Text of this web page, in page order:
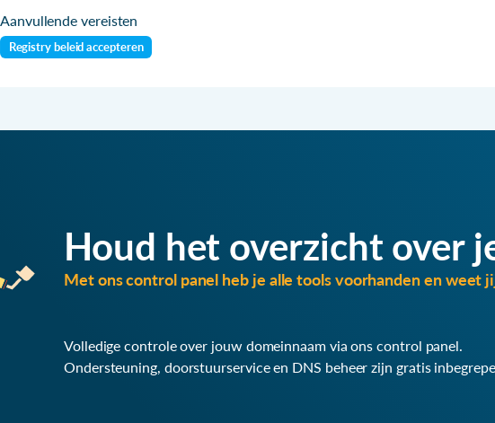
Aanvullende vereisten
Registry beleid accepteren
Houd het overzicht over
Met ons control panel heb je alle tools voorhanden en weet
Volledige controle over jouw domeinnaam via ons control panel.
Ondersteuning, doorstuurservice en DNS beheer zijn gratis